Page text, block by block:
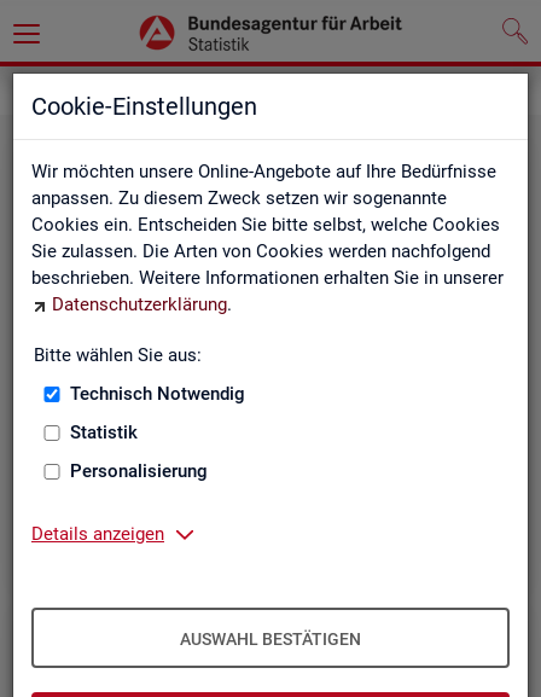
Cookie-Einstellungen
Wir möchten unsere Online-Angebote auf Ihre Bedürfnisse
anpassen. Zu diesem Zweck setzen wir sogenannte
Cookies ein. Entscheiden Sie bitte selbst, welche Cookies
Sie zulassen. Die Arten von Cookies werden nachfolgend
beschrieben. Weitere Informationen erhalten Sie in unserer
Datenschutzerklärung.
Bitte wählen Sie aus:
Technisch Notwendig
Statistik
Personalisierung
Details anzeigen
AUSWAHL BESTÄTIGEN
Un­ter­be­schäf­ti­gung
Wie viele Menschen suchen Arbeit oder haben
Beschäftigungsverhältnis fehlt?